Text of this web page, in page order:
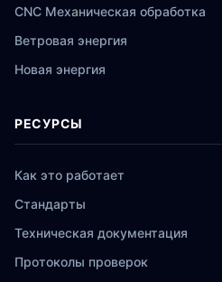
CNC Механическая обработка
Ветровая энергия
Новая энергия
РЕСУРСЫ
Как это работает
Стандарты
Техническая документация
Протоколы проверок